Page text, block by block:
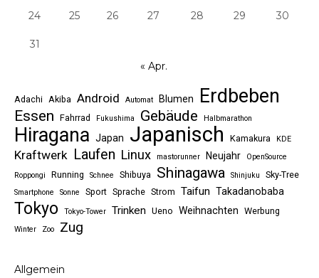
24 25 26 27 28 29 30
31
« Apr.
Adachi Akiba Android Automat Blumen Erdbeben
Essen Fahrrad Fukushima Gebäude Halbmarathon
Hiragana Japan Japanisch Kamakura KDE
Kraftwerk Laufen Linux mastorunner Neujahr
OpenSource
Roppongi
Running Schnee Shibuya Shinagawa Shinjuku Sky-Tree
Smartphone Sonne Sport Sprache Strom Taifun Takadanobaba
Tokyo Tokyo-Tower Trinken Ueno Weihnachten Werbung
Winter Zoo Zug
Allgemein